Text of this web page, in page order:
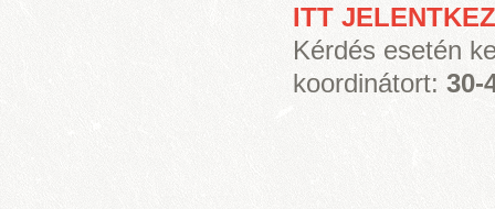
ITT
Kérdés esetén
koordinátort: 30-